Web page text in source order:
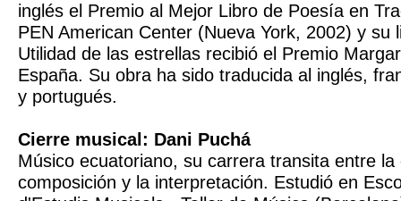
inglés el Premio al Mejor Libro de Poesía en
PEN American Center (Nueva York, 2002) y su
Utilidad de las estrellas recibió el Premio
España. Su obra ha sido traducida al inglés,
y portugués.
Cierre musical: Dani Puchá
Músico ecuatoriano, su carrera transita entre la
composición y la interpretación. Estudió en